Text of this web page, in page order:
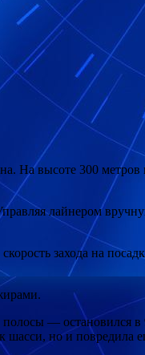
На высоте 300 метров
лайнером
захода на
— остановился в
но и повредила